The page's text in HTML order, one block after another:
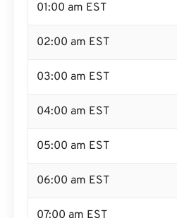
01:00 am EST
02:00 am EST
03:00 am EST
04:00 am EST
05:00 am EST
06:00 am EST
07:00 am EST